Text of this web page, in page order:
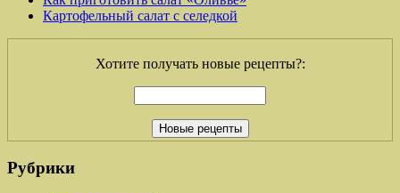
Картофельный салат с селедкой
Хотите получать новые рецепты?:
Рубрики